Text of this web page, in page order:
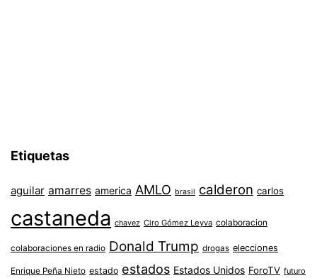
Etiquetas
aguilar amarres america AMLO brasil calderon carlos
castaneda chavez Ciro Gómez Leyva colaboracion
colaboraciones en radio Donald Trump drogas elecciones
Enrique Peña Nieto estado estados Estados Unidos ForoTV futuro